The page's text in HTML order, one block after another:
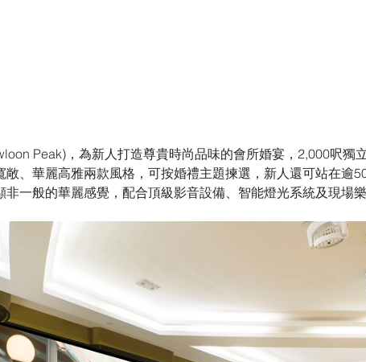
Peak)，為新人打造尊貴時尚品味的會所婚宴，2,000呎獨
、華麗高雅兩款風格，可按婚禮主題揀選，新人還可站在逾
一般的華麗感覺，配合頂級影音設備、智能燈光系統及現場